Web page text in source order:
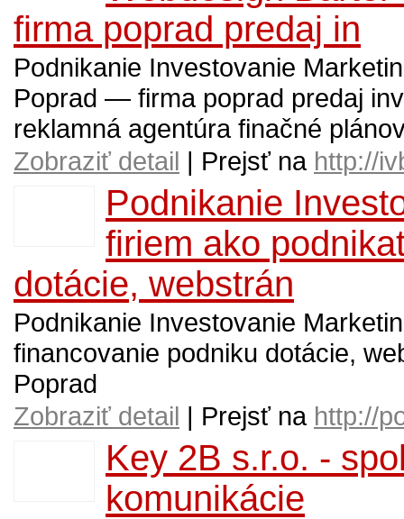
firma poprad predaj in
Podnikanie Investovanie
Poprad — firma poprad predaj
reklamná agentúra finačné
Zobraziť detail | Prejsť na http://
Podnikanie
firiem ako
dotácie, webstrán
Podnikanie Investovanie
financovanie podniku dotácie,
Poprad
Zobraziť detail | Prejsť na http://
Key 2B s.r.o. -
komunikácie